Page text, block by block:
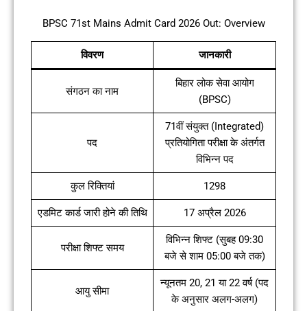
BPSC 71st Mains Admit Card 2026 Out: Overview
विवरण जानकारी
संगठन का नाम
बिहार लोक सेवा आयोग
(BPSC)
पद
71वीं संयुक्त (Integrated)
प्रतियोगिता परीक्षा के अंतर्गत
विभिन्न पद
कुल रिक्तियां 1298
एडमिट कार्ड जारी होने की तिथि 17 अप्रैल 2026
परीक्षा शिफ्ट समय
विभिन्न शिफ्ट (सुबह 09:30
बजे से शाम 05:00 बजे तक)
आयु सीमा
न्यूनतम 20, 21 या 22 वर्ष (पद
के अनुसार अलग-अलग)